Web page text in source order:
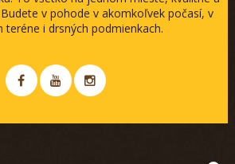
v pohode v akomkoľvek počasí, v
teréne i drsných podmienkach.